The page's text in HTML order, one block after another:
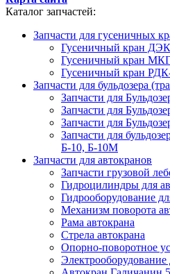
Каталог запчастей:
Запчасти для гусеничных
Гусеничный кран
Гусеничный кран
Гусеничный кран
Запчасти для бульдозера
Запчасти для
Запчасти для
Запчасти для
Запчасти для
Б-10, Б-10М
Запчасти для автокранов
Запчасти грузовой
Гидроцилиндры для
Гидрооборудование
Механизм поворота
Рама автокрана
Стрела автокрана
Опорно-поворотное
Электрооборудование